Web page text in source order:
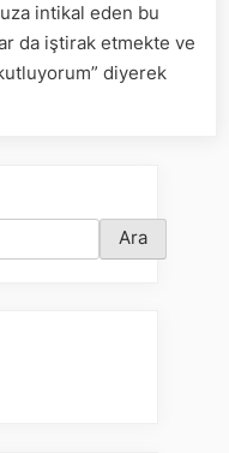
intikal eden bu
da iştirak etmekte ve
diyerek
Ara